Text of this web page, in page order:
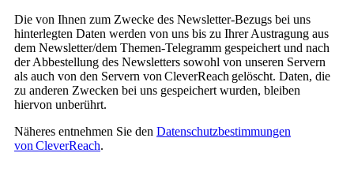
Die von Ihnen zum Zwecke des Newsletter-Bezugs bei uns
hinterlegten Daten werden von uns bis zu Ihrer Austragung aus
dem Newsletter/dem Themen-Telegramm gespeichert und nach
der Abbestellung des Newsletters sowohl von unseren Servern
als auch von den Servern von CleverReach gelöscht. Daten, die
zu anderen Zwecken bei uns gespeichert wurden, bleiben
hiervon unberührt.
Näheres entnehmen Sie den Datenschutzbestimmungen
von CleverReach.